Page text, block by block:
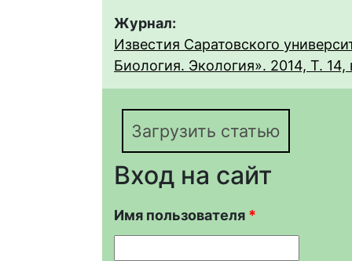
Журнал:
Известия Саратовского
Биология. Экология». 2014, Т.
Загрузить статью
Вход на сайт
Имя пользователя *